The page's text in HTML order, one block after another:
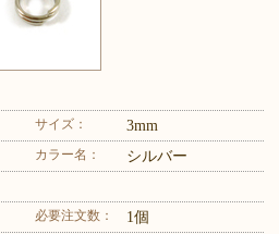
サイズ： 3mm
カラー名： シルバー
必要注文数： 1個